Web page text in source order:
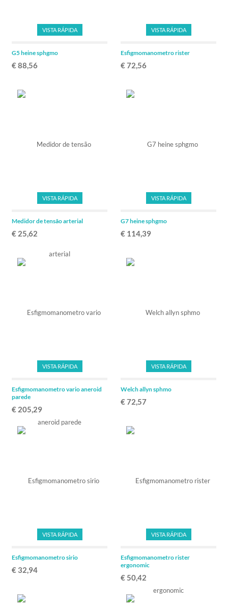
G5 heine sphgmo
€ 88,56
VISTA RÁPIDA
Esfigmomanometro rister
€ 72,56
VISTA RÁPIDA
Medidor de tensão arterial
€ 25,62
VISTA RÁPIDA
G7 heine sphgmo
€ 114,39
VISTA RÁPIDA
Esfigmomanometro vario aneroid
parede
€ 205,29
VISTA RÁPIDA
Welch allyn sphmo
€ 72,57
VISTA RÁPIDA
Esfigmomanometro sirio
€ 32,94
VISTA RÁPIDA
Esfigmomanometro rister
ergonomic
€ 50,42
VISTA RÁPIDA